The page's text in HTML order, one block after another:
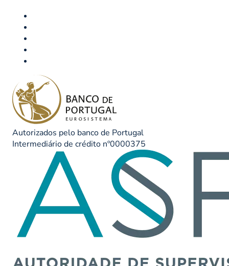
Autorizados pelo banco de Portugal
Intermediário de crédito nº0000375